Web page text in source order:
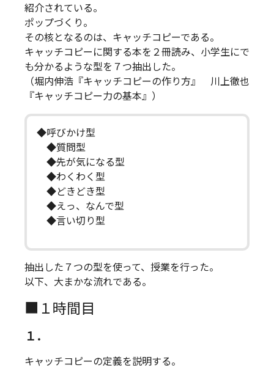
紹介されている。
ポップづくり。
その核となるのは、キャッチコピーである。
キャッチコピーに関する本を２冊読み、小学生にで
も分かるような型を７つ抽出した。
（堀内伸浩『キャッチコピーの作り方』 川上徹也
『キャッチコピー力の基本』）
◆呼びかけ型
◆質問型
◆先が気になる型
◆わくわく型
◆どきどき型
◆えっ、なんで型
◆言い切り型
抽出した７つの型を使って、授業を行った。
以下、大まかな流れである。
■１時間目
１．
キャッチコピーの定義を説明する。